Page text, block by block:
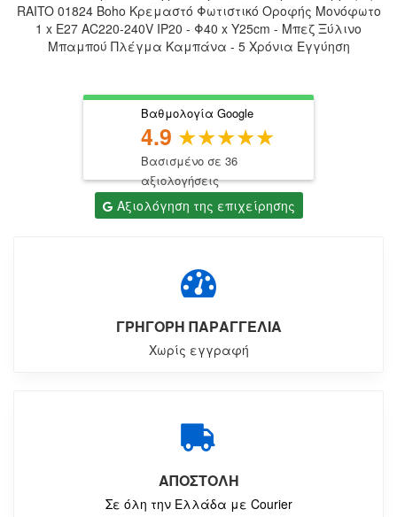
RAITO 01824 Boho Κρεμαστό Φωτιστικό Οροφής Μονόφωτο
1 x E27 AC220-240V IP20 - Φ40 x Υ25cm - Μπεζ Ξύλινο
Μπαμπού Πλέγμα Καμπάνα - 5 Χρόνια Εγγύηση
Βαθμολογία Google
4.9
Βασισμένο σε 36
αξιολογήσεις
Αξιολόγηση της επιχείρησης
ΓΡΗΓΟΡΗ ΠΑΡΑΓΓΕΛΙΑ
Χωρίς εγγραφή
ΑΠΟΣΤΟΛΗ
Σε όλη την Ελλάδα με Courier